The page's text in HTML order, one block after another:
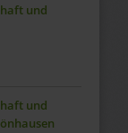
und
und